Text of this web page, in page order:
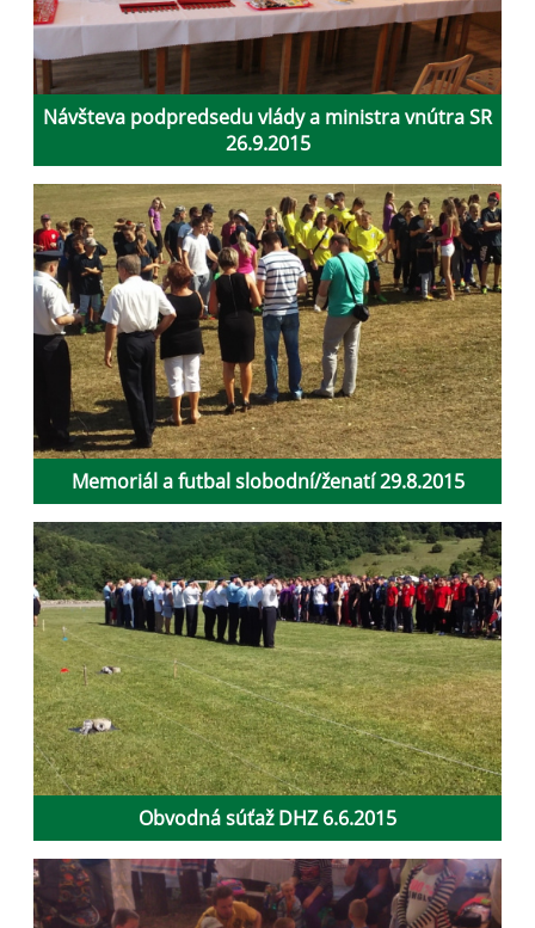
Návšteva podpredsedu vlády a ministra vnútra SR
26.9.2015
Memoriál a futbal slobodní/ženatí 29.8.2015
Obvodná súťaž DHZ 6.6.2015